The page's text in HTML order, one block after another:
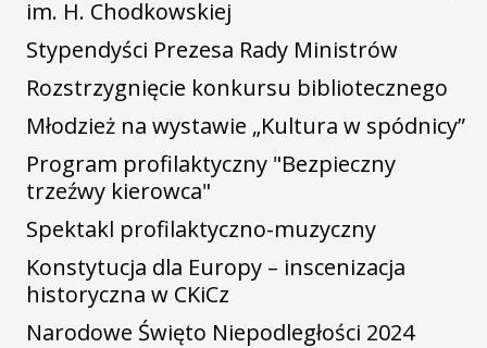
im. H. Chodkowskiej
Stypendyści Prezesa Rady Ministrów
Rozstrzygnięcie konkursu bibliotecznego
Młodzież na wystawie „Kultura w spódnicy”
Program profilaktyczny "Bezpieczny
trzeźwy kierowca"
Spektakl profilaktyczno-muzyczny
Konstytucja dla Europy – inscenizacja
historyczna w CKiCz
Narodowe Święto Niepodległości 2024